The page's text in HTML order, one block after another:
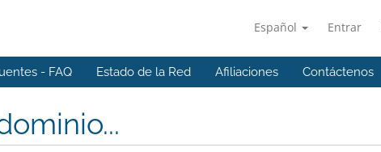
Español Entrar
- FAQ Estado de la Red Afiliaciones Contáctenos